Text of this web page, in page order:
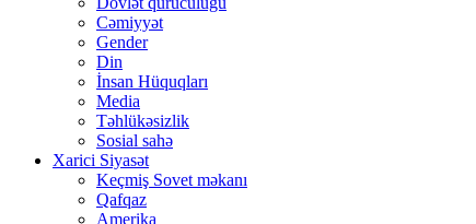
Cəmiyyət
Gender
Din
İnsan Hüquqları
Media
Təhlükəsizlik
Sosial sahə
Xarici Siyasət
Keçmiş Sovet məkanı
Qafqaz
Amerika